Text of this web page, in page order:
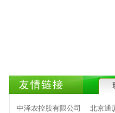
中泽农控股有限公司 北京通